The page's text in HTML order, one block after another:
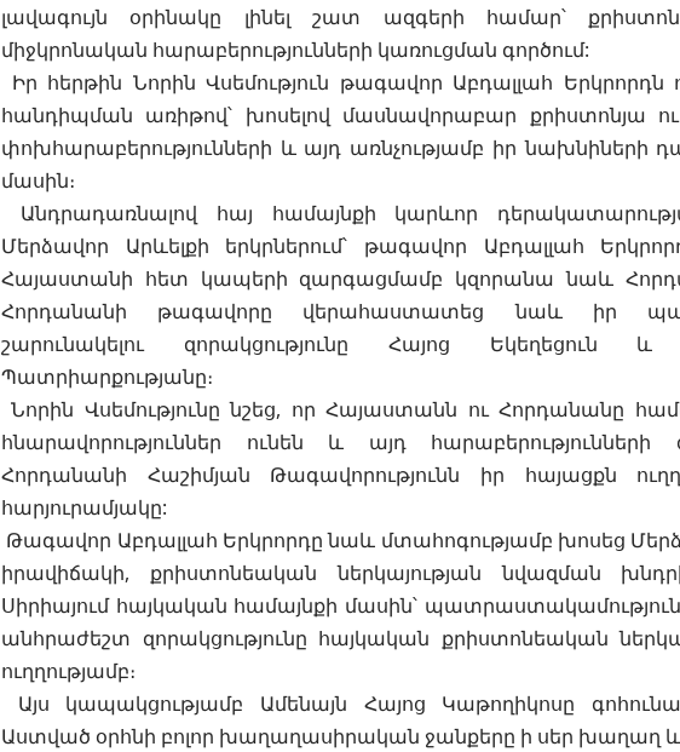
լավագույն օրինակը լինել շատ ազգերի համար՝
միջկրոնական հարաբերությունների կառուցման գործում:
Իր հերթին Նորին Վսեմություն թագավոր Աբդալլահ Երկրորդն
հանդիպման առիթով՝ խոսելով մասնավորաբար քրիստոնյա ու
փոխհարաբերությունների և այդ առնչությամբ իր նախնիների
մասին։
Անդրադառնալով հայ համայնքի կարևոր
Մերձավոր Արևելքի երկրներում՝ թագավոր Աբդալլահ
Հայաստանի հետ կապերի զարգացմամբ կզորանա նաև
Հորդանանի թագավորը վերահաստատեց նաև իր
շարունակելու զորակցությունը Հայոց Եկեղեցուն
Պատրիարքությանը։
Նորին Վսեմությունը նշեց, որ Հայաստանն ու Հորդանանը
հնարավորություններ ունեն և այդ
Հորդանանի Հաշիմյան Թագավորությունն իր հայացքն
հարյուրամյակը:
Թագավոր Աբդալլահ Երկրորդը նաև մտահոգությամբ խոսեց
իրավիճակի, քրիստոնեական ներկայության նվազման
Սիրիայում հայկական համայնքի մասին՝ պատրաստակամություն
անհրաժեշտ զորակցությունը հայկական քրիստոնեական
ուղղությամբ։
Այս կապակցությամբ Ամենայն Հայոց Կաթողիկոսը
Աստված օրհնի բոլոր խաղաղասիրական ջանքերը ի սեր խաղաղ